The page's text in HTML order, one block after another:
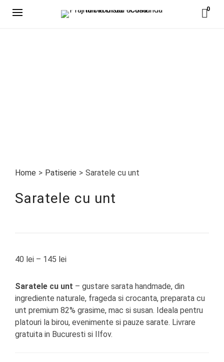
0
Home > Patiserie > Saratele cu unt
Saratele cu unt
40 lei – 145 lei
Saratele cu unt – gustare sarata handmade, din
ingrediente naturale, frageda si crocanta, preparata cu
unt premium 82% grasime, mac si susan. Ideala pentru
platouri la birou, evenimente si pauze sarate. Livrare
gratuita in Bucuresti si Ilfov.